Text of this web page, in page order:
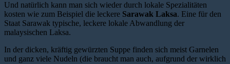
Und natürlich kann man sich wieder durch lokale Spezialitäten
kosten wie zum Beispiel die leckere Sarawak Laksa. Eine für den
Staat Sarawak typische, leckere lokale Abwandlung der
malaysischen Laksa.
In der dicken, kräftig gewürzten Suppe finden sich meist Garnelen
und ganz viele Nudeln (die braucht man auch, aufgrund der wirklich